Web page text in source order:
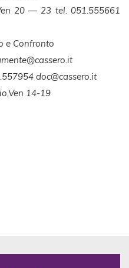
20 — 23 tel. 051.555661
e Confronto
doc@cassero.it
14-19